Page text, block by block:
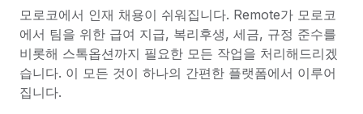
글로벌 급여
규정을 준수하며 급여 지급을 손쉽게 처리
기록상 고용주(EOR)
법인 설립 비용 없이 전 세계로 사업을 확장
글로벌 서비스 제공
국가별 정보
국가별 글로벌 채용 지원 알아보기
미국 주별 정보
리소스
도구 및 계산기
요금
모로코에서 인재 채용이 쉬워집니다. Remote가 모로코
에서 팀을 위한 급여 지급, 복리후생, 세금, 규정 준수를
비롯해 스톡옵션까지 필요한 모든 작업을 처리해드리겠
습니다. 이 모든 것이 하나의 간편한 플랫폼에서 이루어
집니다.